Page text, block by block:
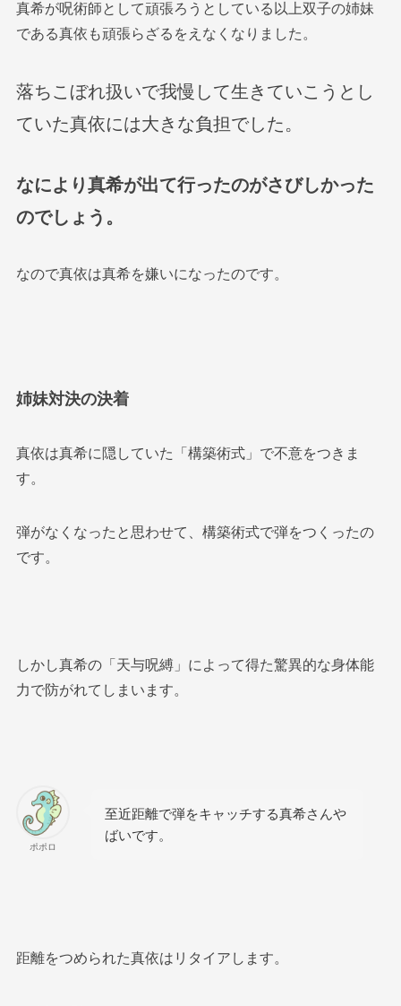
真希が呪術師として頑張ろうとしている以上双子の姉妹
である真依も頑張らざるをえなくなりました。
落ちこぼれ扱いで我慢して生きていこうとし
ていた真依には大きな負担でした。
なにより真希が出て行ったのがさびしかった
のでしょう。
なので真依は真希を嫌いになったのです。
姉妹対決の決着
真依は真希に隠していた「構築術式」で不意をつきま
す。
弾がなくなったと思わせて、構築術式で弾をつくったの
です。
しかし真希の「天与呪縛」によって得た驚異的な身体能
力で防がれてしまいます。
ポポロ
至近距離で弾をキャッチする真希さんや
ばいです。
距離をつめられた真依はリタイアします。